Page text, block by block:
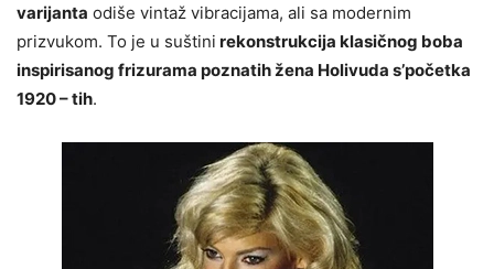
varijanta odiše vintaž vibracijama, ali sa modernim
prizvukom. To je u suštini rekonstrukcija klasičnog boba
inspirisanog frizurama poznatih žena Holivuda s’početka
1920 – tih.